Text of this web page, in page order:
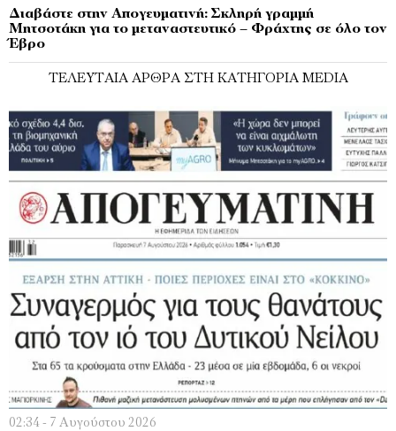
Διαβάστε στην Απογευματινή: Σκληρή γραμμή
Μητσοτάκη για το μεταναστευτικό – Φράχτης σε όλο τον
Έβρο
ΤΕΛΕΥΤΑΊΑ ΆΡΘΡΑ ΣΤΗ ΚΑΤΗΓΟΡΊΑ MEDIA
02:34 - 7 Αυγούστου 2026